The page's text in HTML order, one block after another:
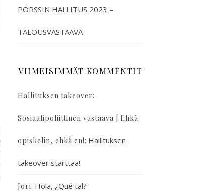
PÖRSSIN HALLITUS 2023 –
TALOUSVASTAAVA
VIIMEISIMMÄT KOMMENTIT
Hallituksen takeover:
Sosiaalipoliittinen vastaava | Ehkä
opiskelin, ehkä en!: Hallituksen
takeover starttaa!
Jori: Hola, ¿Qué tal?